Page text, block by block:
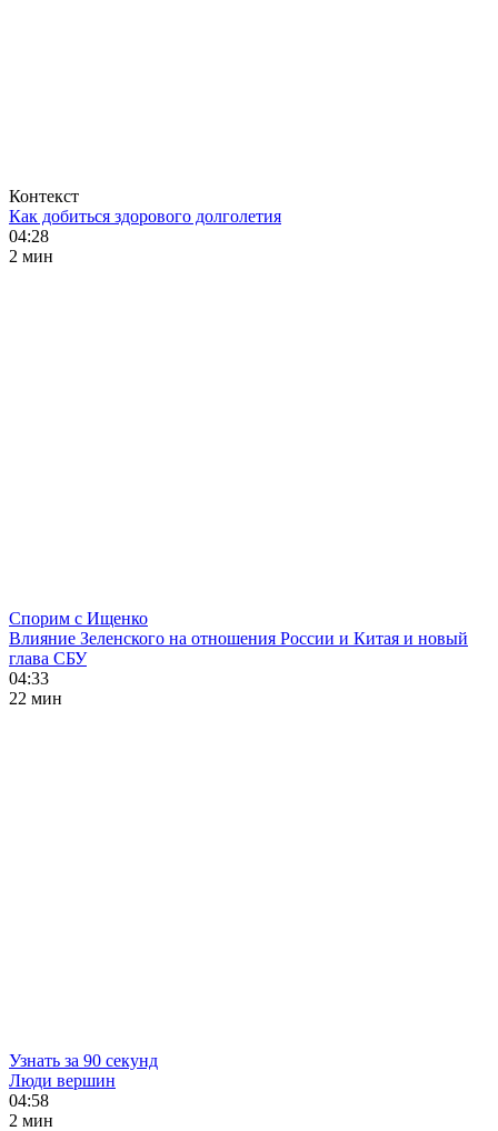
Контекст
Как добиться здорового долголетия
04:28
2 мин
Спорим с Ищенко
Влияние Зеленского на отношения России и Китая и новый
глава СБУ
04:33
22 мин
Узнать за 90 секунд
Люди вершин
04:58
2 мин